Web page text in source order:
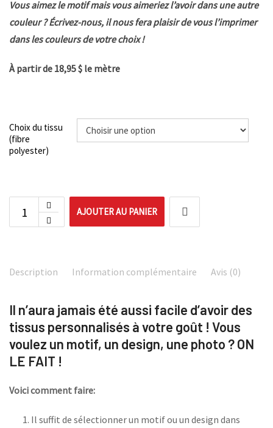
Vous aimez le motif mais vous aimeriez l’avoir dans une autre
couleur ? Écrivez-nous, il nous fera plaisir de vous l’imprimer
dans les couleurs de votre choix !
À partir de 18,95 $ le mètre
Choix du tissu
(fibre
polyester)
AJOUTER AU PANIER
Description Information complémentaire Avis (0)
Il n’aura jamais été aussi facile d’avoir des
tissus personnalisés à votre goût ! Vous
voulez un motif, un design, une photo ? ON
LE FAIT !
Voici comment faire:
Il suffit de sélectionner un motif ou un design dans